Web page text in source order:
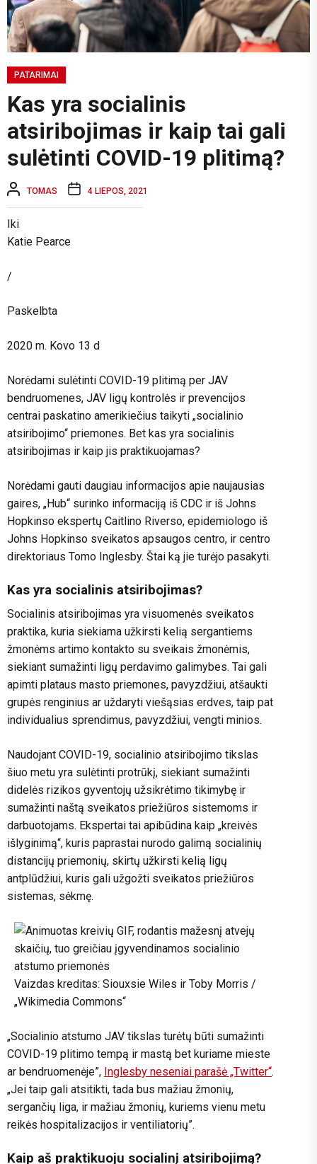
PATARIMAI
Kas yra socialinis
atsiribojimas ir kaip tai gali
sulėtinti COVID-19 plitimą?
TOMAS 4 LIEPOS, 2021
Iki
Katie Pearce
/
Paskelbta
2020 m. Kovo 13 d
Norėdami sulėtinti COVID-19 plitimą per JAV
bendruomenes, JAV ligų kontrolės ir prevencijos
centrai paskatino amerikiečius taikyti „socialinio
atsiribojimo“ priemones. Bet kas yra socialinis
atsiribojimas ir kaip jis praktikuojamas?
Norėdami gauti daugiau informacijos apie naujausias
gaires, „Hub“ surinko informaciją iš CDC ir iš Johns
Hopkinso ekspertų Caitlino Riverso, epidemiologo iš
Johns Hopkinso sveikatos apsaugos centro, ir centro
direktoriaus Tomo Inglesby. Štai ką jie turėjo pasakyti.
Kas yra socialinis atsiribojimas?
Socialinis atsiribojimas yra visuomenės sveikatos
praktika, kuria siekiama užkirsti kelią sergantiems
žmonėms artimo kontakto su sveikais žmonėmis,
siekiant sumažinti ligų perdavimo galimybes. Tai gali
apimti plataus masto priemones, pavyzdžiui, atšaukti
grupės renginius ar uždaryti viešąsias erdves, taip pat
individualius sprendimus, pavyzdžiui, vengti minios.
Naudojant COVID-19, socialinio atsiribojimo tikslas
šiuo metu yra sulėtinti protrūkį, siekiant sumažinti
didelės rizikos gyventojų užsikrėtimo tikimybę ir
sumažinti naštą sveikatos priežiūros sistemoms ir
darbuotojams. Ekspertai tai apibūdina kaip „kreivės
išlyginimą“, kuris paprastai nurodo galimą socialinių
distancijų priemonių, skirtų užkirsti kelią ligų
antplūdžiui, kuris gali užgožti sveikatos priežiūros
sistemas, sėkmę.
Vaizdas kreditas: Siouxsie Wiles ir Toby Morris /
„Wikimedia Commons“
„Socialinio atstumo JAV tikslas turėtų būti sumažinti
COVID-19 plitimo tempą ir mastą bet kuriame mieste
ar bendruomenėje”, Inglesby neseniai parašė „Twitter“.
„Jei taip gali atsitikti, tada bus mažiau žmonių,
sergančių liga, ir mažiau žmonių, kuriems vienu metu
reikės hospitalizacijos ir ventiliatorių”.
Kaip aš praktikuoju socialinį atsiribojimą?